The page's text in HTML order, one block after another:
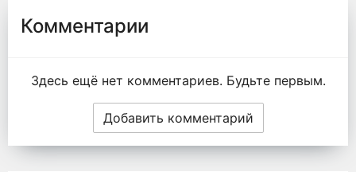
Комментарии
Здесь ещё нет комментариев. Будьте первым.
Добавить комментарий